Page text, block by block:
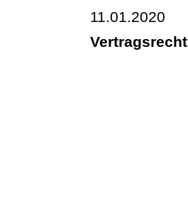
11.01.2020
Vertragsrecht